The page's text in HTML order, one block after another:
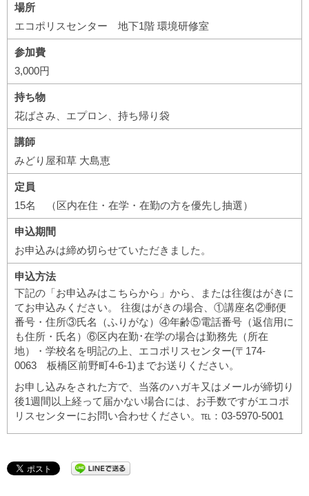
場所
エコポリスセンター 地下1階 環境研修室
参加費
3,000円
持ち物
花ばさみ、エプロン、持ち帰り袋
講師
みどり屋和草 大島恵
定員
15名 （区内在住・在学・在勤の方を優先し抽選）
申込期間
お申込みは締め切らせていただきました。
申込方法
下記の「お申込みはこちらから」から、または往復はがきに
てお申込みください。 往復はがきの場合、①講座名②郵便
番号・住所③氏名（ふりがな）④年齢⑤電話番号（返信用に
も住所・氏名）⑥区内在勤･在学の場合は勤務先（所在
地）・学校名を明記の上、エコポリスセンター(〒174-
0063 板橋区前野町4-6-1)までお送りください。
お申し込みをされた方で、当落のハガキ又はメールが締切り
後1週間以上経って届かない場合には、お手数ですがエコポ
リスセンターにお問い合わせください。℡：03-5970-5001